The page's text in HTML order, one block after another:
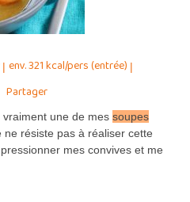
env. 321 kcal/pers (entrée)
Partager
vraiment une de mes soupes
résiste pas à réaliser cette
mes convives et me